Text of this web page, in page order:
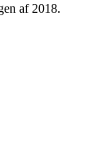
af 2018.